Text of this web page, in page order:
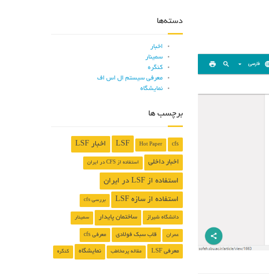
دسته‌ها
اخبار
سمینار
کنگره
معرفی سیستم ال اس اف
نمایشگاه
برچسب ها
cfs
Hot Paper
LSF اخبار LSF
اخبار داخلی استفاده از CFS در ایران
استفاده از LSF در ایران
استفاده از سازه LSF بررسی cfs
دانشگاه شیراز ساختمان پایدار سمینار
عمران قاب سبک فولادی معرفی cfs
معرفی LSF مقاله پرمخاطب نمایشگاه کنگره